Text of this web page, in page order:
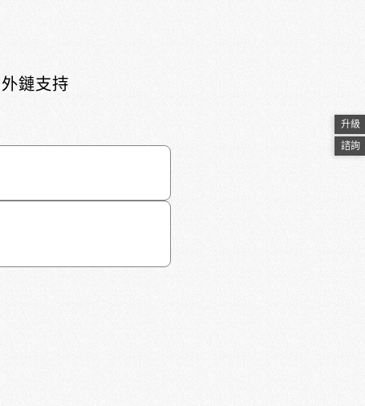
鏈支持
升級
諮詢